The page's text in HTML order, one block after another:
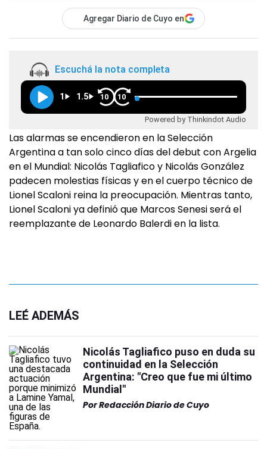
Agregar Diario de Cuyo en
Escuchá la nota completa
1 1.5 10 10
Powered by Thinkindot Audio
Las alarmas se encendieron en la Selección
Argentina a tan solo cinco días del debut con Argelia
en el Mundial: Nicolás Tagliafico y Nicolás González
padecen molestias físicas y en el cuerpo técnico de
Lionel Scaloni reina la preocupación. Mientras tanto,
Lionel Scaloni ya definió que Marcos Senesi será el
reemplazante de Leonardo Balerdi en la lista.
LEÉ ADEMÁS
Nicolás Tagliafico puso en duda su
continuidad en la Selección
Argentina: "Creo que fue mi último
Mundial"
PorRedacción Diario de Cuyo